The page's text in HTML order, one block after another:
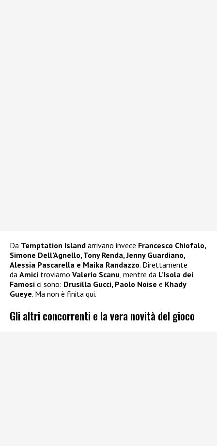
Da Temptation Island arrivano invece Francesco Chiofalo,
Simone Dell’Agnello, Tony Renda, Jenny Guardiano,
Alessia Pascarella e Maika Randazzo. Direttamente
da Amici troviamo Valerio Scanu , mentre da L’Isola dei
Famosi ci sono: Drusilla Gucci, Paolo Noise e Khady
Gueye. Ma non è finita qui.
Gli altri concorrenti e la vera novità del gioco